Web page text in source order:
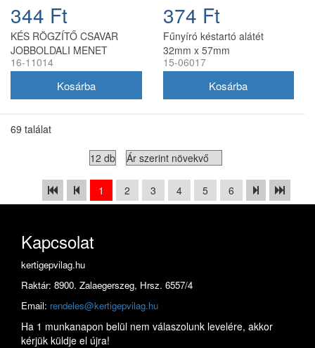
344 Ft
KÉS RÖGZÍTŐ CSAVAR
JOBBOLDALI MENET
CASTELGARDEN TRAKTOR
16-11014
374 Ft
Fűnyíró késtartó alátét
32mm x 57mm
15-06017
69 találat
1 2 3 4 5 6
Kapcsolat
kertigepvilag.hu
Raktár: 8900. Zalaegerszeg, Hrsz. 6557/4
Email: rendeles@kertigepvilag.hu
Ha 1 munkanapon belül nem válaszolunk levelére, akkor
kérjük küldje el újra!